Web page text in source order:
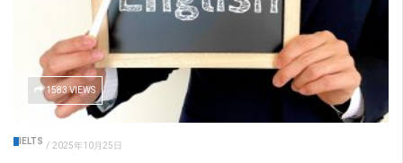
1583 VIEWS
IELTS / 2025年10月25日